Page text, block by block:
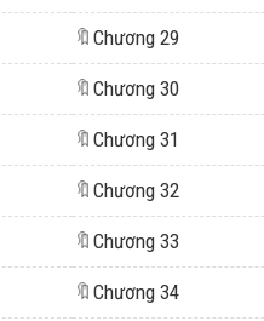
🔖 Chương 29
🔖 Chương 30
🔖 Chương 31
🔖 Chương 32
🔖 Chương 33
🔖 Chương 34